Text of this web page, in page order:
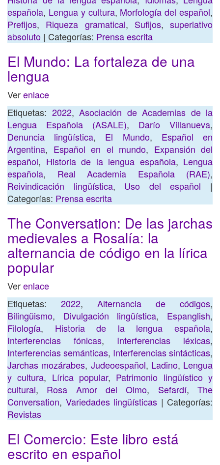
española, Lengua y cultura, Morfología del español,
Prefijos, Riqueza gramatical, Sufijos, superlativo
absoluto | Categorías: Prensa escrita
El Mundo: La fortaleza de una
lengua
Verenlace
Etiquetas: 2022, Asociación de Academias de la
Lengua Española (ASALE), Darío Villanueva,
Denuncia lingüística, El Mundo, Español en
Argentina, Español en el mundo, Expansión del
español, Historia de la lengua española, Lengua
española, Real Academia Española (RAE),
Reivindicación lingüística, Uso del español |
Categorías: Prensa escrita
The Conversation: De las jarchas
medievales a Rosalía: la
alternancia de código en la lírica
popular
Verenlace
Etiquetas: 2022, Alternancia de códigos,
Bilingüismo, Divulgación lingüística, Espanglish,
Filología, Historia de la lengua española,
Interferencias fónicas, Interferencias léxicas,
Interferencias semánticas, Interferencias sintácticas,
Jarchas mozárabes, Judeoespañol, Ladino, Lengua
y cultura, Lírica popular, Patrimonio lingüístico y
cultural, Rosa Amor del Olmo, Sefardí,The
Conversation, Variedades lingüísticas | Categorías:
Revistas
El Comercio: Este libro está
escrito en español